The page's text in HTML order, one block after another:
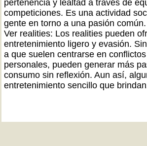
pertenencia y lealtad a través de
competiciones. Es una actividad
gente en torno a una pasión común.
Ver realities: Los realities pueden
entretenimiento ligero y evasión.
a que suelen centrarse en
personales, pueden generar más
consumo sin reflexión. Aun así,
entretenimiento sencillo que